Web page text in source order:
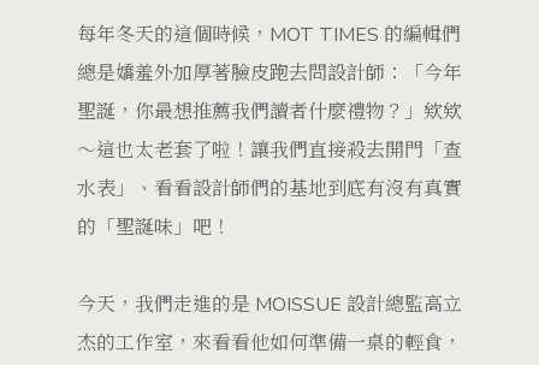
每年冬天的這個時候，MOT TIMES 的編輯們
總是嬌羞外加厚著臉皮跑去問設計師：「今年
聖誕，你最想推薦我們讀者什麼禮物？」欸欸
～這也太老套了啦！讓我們直接殺去開門「查
水表」、看看設計師們的基地到底有沒有真實
的「聖誕味」吧！
今天，我們走進的是 MOISSUE 設計總監高立
杰的工作室，來看看他如何準備一桌的輕食，